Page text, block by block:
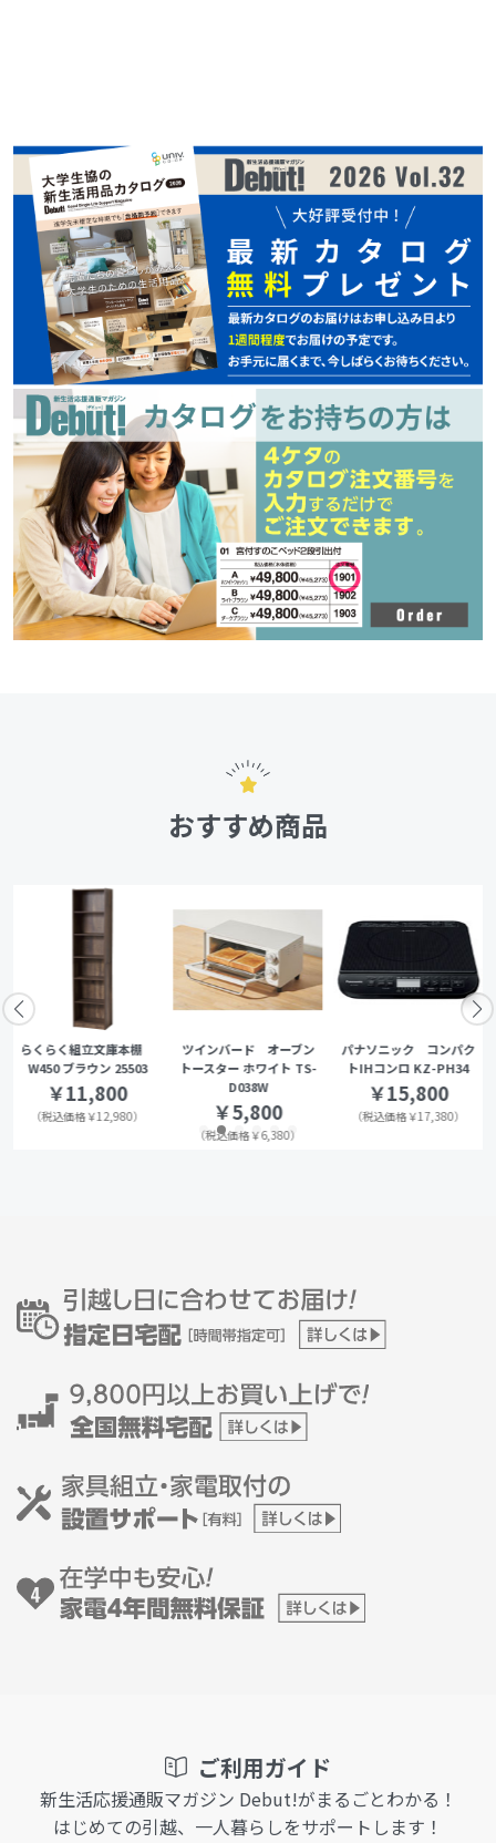
おすすめ商品
らくらく組立文庫本棚
W450 ブラウン 25503
￥11,800
（税込価格￥12,980）
ツインバード オーブン
トースター ホワイト TS-
D038W
￥5,800
（税込価格￥6,380）
パナソニック コンパク
トIHコンロ KZ-PH34
￥15,800
（税込価格￥17,380）
ご利用ガイド
新生活応援通販マガジン Debut!がまるごとわかる！
はじめての引越、一人暮らしをサポートします！